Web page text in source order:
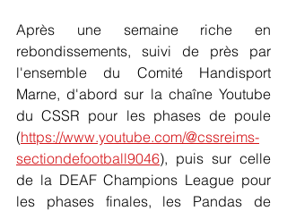
Après une semaine riche en
rebondissements, suivi de près par
l'ensemble du Comité Handisport
Marne, d'abord sur la chaîne Youtube
du CSSR pour les phases de poule
(https://www.youtube.com/@cssreims-
sectiondefootball9046), puis sur celle
de la DEAF Champions League pour
les phases finales, les Pandas de